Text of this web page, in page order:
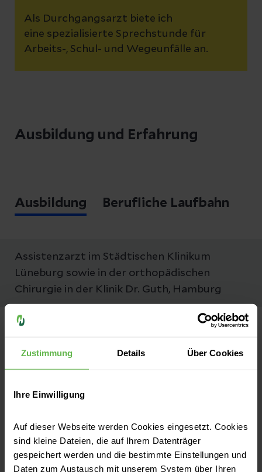
Zustimmung Details Über Cookies
Ihre Einwilligung
Auf dieser Webseite werden Cookies eingesetzt. Cookies
sind kleine Dateien, die auf Ihrem Datenträger
gespeichert werden und die bestimmte Einstellungen und
Daten zum Austausch mit unserem System über Ihren
Als Durchgangsarzt biete ich
eine spezialisierte Sprechstunde für
Arbeits-, Schul- und Wegeunfälle an.
Ausbildung und Erfahrung
Ausbildung Berufliche Laufbahn
Assistenzarzt im Städtischen Klinikum
Lüneburg sowie in der orthopädischen
Chirurgie in der Klinik Dr. Guth, Hamburg
Neuigkeiten